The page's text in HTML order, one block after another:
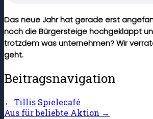
Das neue Jahr hat gerade erst
noch die Bürgersteige hochgeklappt
trotzdem was unternehmen? Wir
geht.
Beitragsnavigation
← Tillis Spielecafé
Aus für beliebte Aktion →